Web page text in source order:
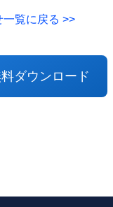
覧に戻る >>
ダウンロード